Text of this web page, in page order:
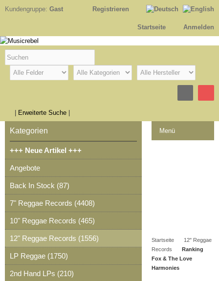
Kundengruppe: Gast Registrieren
Anmelden
Startseite
Erweiterte Suche
Menü
Startseite
12" Reggae
Records
Ranking
Fox & The Love
Harmonies
Kategorien
+++ Neue Artikel +++
Angebote
Back In Stock (87)
7" Reggae Records (4408)
10" Reggae Records (465)
12" Reggae Records (1556)
LP Reggae (1750)
2nd Hand LPs (210)